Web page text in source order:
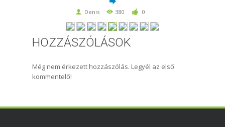
Denis 380 0
HOZZÁSZÓLÁSOK
Még nem érkezett hozzászólás. Legyél az első
kommentelő!